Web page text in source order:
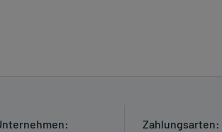
Zahlungsarten: